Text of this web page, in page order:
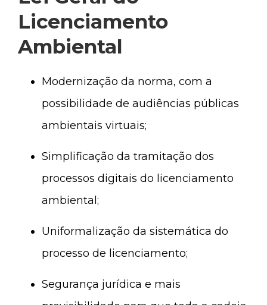
Licenciamento
Ambiental
Modernização da norma, com a
possibilidade de audiências públicas
ambientais virtuais;
Simplificação da tramitação dos
processos digitais do licenciamento
ambiental;
Uniformalização da sistemática do
processo de licenciamento;
Segurança jurídica e mais